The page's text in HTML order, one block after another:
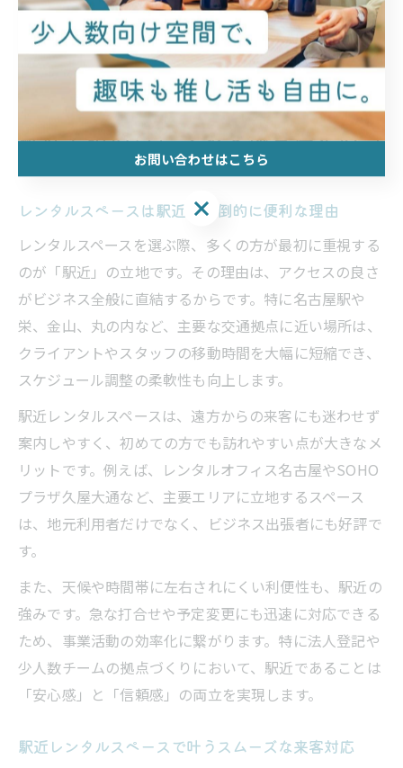
おり、起業家や小規模事業者にとって非常に実用的な選
択肢となっています。
駅近で始めるビジネス拠点選定のコ
レンタルスペースは駅近が圧倒的に便利な理由
レンタルスペースを選ぶ際、多くの方が最初に重視する
のが「駅近」の立地です。その理由は、アクセスの良さ
がビジネス全般に直結するからです。特に名古屋駅や
栄、金山、丸の内など、主要な交通拠点に近い場所は、
クライアントやスタッフの移動時間を大幅に短縮でき、
スケジュール調整の柔軟性も向上します。
駅近レンタルスペースは、遠方からの来客にも迷わせず
案内しやすく、初めての方でも訪れやすい点が大きなメ
リットです。例えば、レンタルオフィス名古屋やSOHO
プラザ久屋大通など、主要エリアに立地するスペース
は、地元利用者だけでなく、ビジネス出張者にも好評で
す。
また、天候や時間帯に左右されにくい利便性も、駅近の
強みです。急な打合せや予定変更にも迅速に対応できる
ため、事業活動の効率化に繋がります。特に法人登記や
少人数チームの拠点づくりにおいて、駅近であることは
「安心感」と「信頼感」の両立を実現します。
駅近レンタルスペースで叶うスムーズな来客対応
お問い合わせはこちら
お問い合わせはこちら